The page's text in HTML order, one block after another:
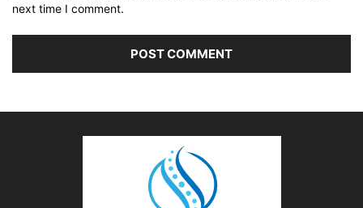
next time I comment.